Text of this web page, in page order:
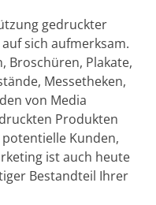
gedruckter
sich aufmerksam.
Broschüren, Plakate,
Messetheken,
von Media
Produkten
Kunden,
ist auch heute
Bestandteil Ihrer